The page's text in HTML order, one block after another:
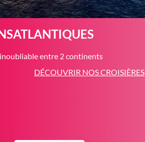
entre 2 continents
DÉCOUVRIR NOS CROISIÈRES